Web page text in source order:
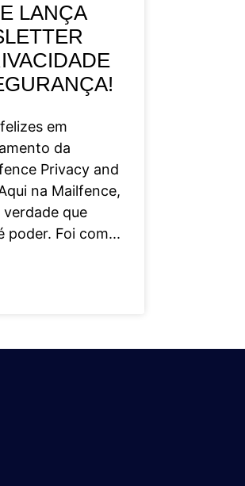
LANÇA
em
da
Privacy and
na Mailfence,
que
poder. Foi com